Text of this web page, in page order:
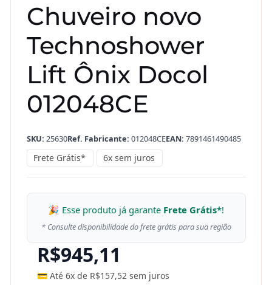
Chuveiro novo
Technoshower
Lift Ônix Docol
012048CE
SKU: 25630Ref. Fabricante: 012048CEEAN: 7891461490485
Frete Grátis* 6x sem juros
🎉 Esse produto já garante Frete Grátis*!
* Consulte disponibilidade do frete grátis para sua região
R$945,11
💳 Até 6x de R$157,52 sem juros